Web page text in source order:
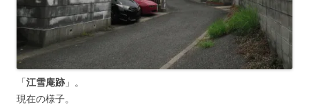
「江雪庵跡 」。
現在の様子。